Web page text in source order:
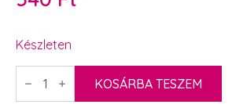
Készleten
Karácsonyi
szatén
KOSÁRBA TESZEM